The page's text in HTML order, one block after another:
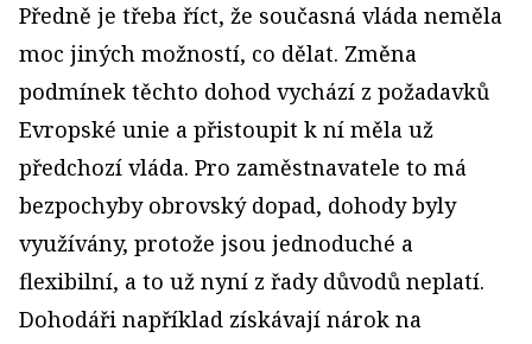
Předně je třeba říct, že současná vláda neměla
moc jiných možností, co dělat. Změna
podmínek těchto dohod vychází z požadavků
Evropské unie a přistoupit k ní měla už
předchozí vláda. Pro zaměstnavatele to má
bezpochyby obrovský dopad, dohody byly
využívány, protože jsou jednoduché a
flexibilní, a to už nyní z řady důvodů neplatí.
Dohodáři například získávají nárok na